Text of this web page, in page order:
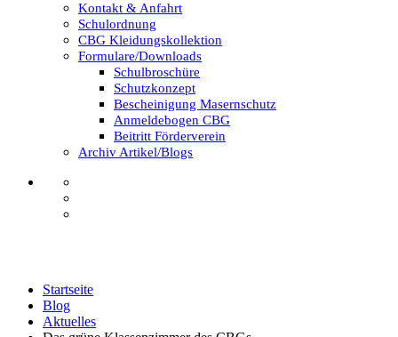
Kontakt & Anfahrt
Schulordnung
CBG Kleidungskollektion
Formulare/Downloads
Schulbroschüre
Schutzkonzept
Bescheinigung Masernschutz
Anmeldebogen CBG
Beitritt Förderverein
Archiv Artikel/Blogs
Startseite
Blog
Aktuelles